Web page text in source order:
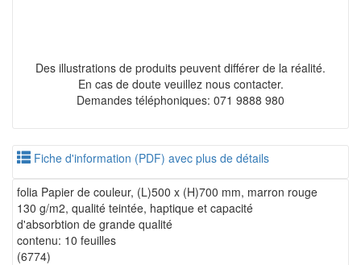
Des illustrations de produits peuvent différer de la réalité.
En cas de doute veuillez nous contacter.
Demandes téléphoniques: 071 9888 980
Fiche d'information (PDF) avec plus de détails
folia Papier de couleur, (L)500 x (H)700 mm, marron rouge
130 g/m2, qualité teintée, haptique et capacité
d'absorbtion de grande qualité
contenu: 10 feuilles
(6774)